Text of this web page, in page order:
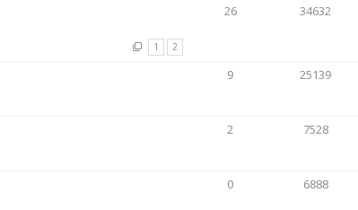
1 2
26 34632
9 25139
2 7528
0 6888